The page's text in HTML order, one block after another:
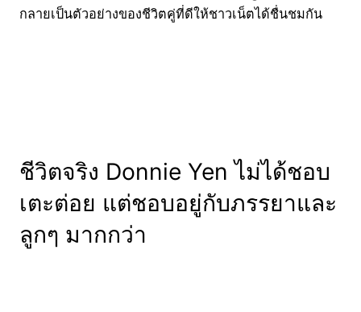
กลายเป็นตัวอย่างของชีวิตคู่ที่ดีให้ชาวเน็ตได้ชื่นชมกัน
ชีวิตจริง Donnie Yen ไม่ได้ชอบ
เตะต่อย แต่ชอบอยู่กับภรรยาและ
ลูกๆ มากกว่า